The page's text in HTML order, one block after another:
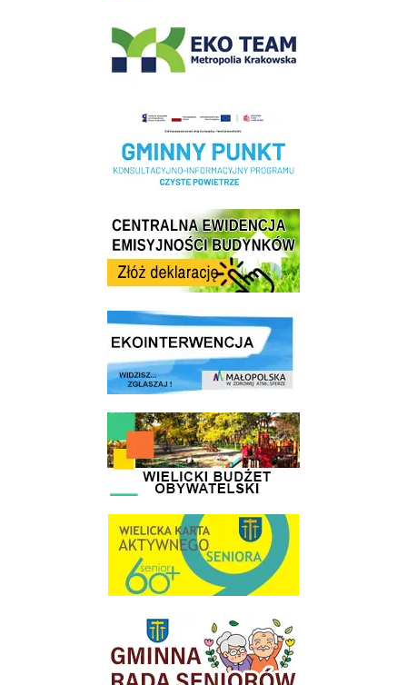
Realizacja Programu Czyste Powietrze w Gminie Wieliczka
Centrala Ewidencja Emisyjności Budynków - złóż deklarację
link do strony ekointerwencja dot.- powietrza
link do strony - Wielicki Budżet Obywatelski
link do strony Wielicka Karta Aktywnego Seniora
link do strony Gminnej Rady Seniorow - Wieliczka